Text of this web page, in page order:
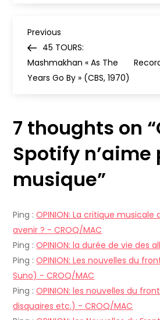
N
a
i
g
a
i
o
n
d
Previous
Post
Previous
45 TOURS:
Mashmakhan « As The
Years Go By » (CBS, 1970)
7 thoughts on “
Spotify n’aime
musique”
Ping :OPINION: La critique
avenir ? - CROQ/MAC
Ping :OPINION: la durée de vie des
Ping :OPINION: Les nouvelles du
Suno) - CROQ/MAC
Ping :OPINION: les nouvelles du
disquaires etc.) - CROQ/MAC